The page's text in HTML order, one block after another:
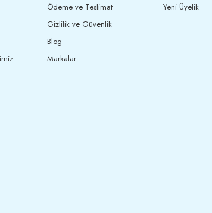
Ödeme ve Teslimat
Gizlilik ve Güvenlik
Blog
Markalar
Yeni Üyelik